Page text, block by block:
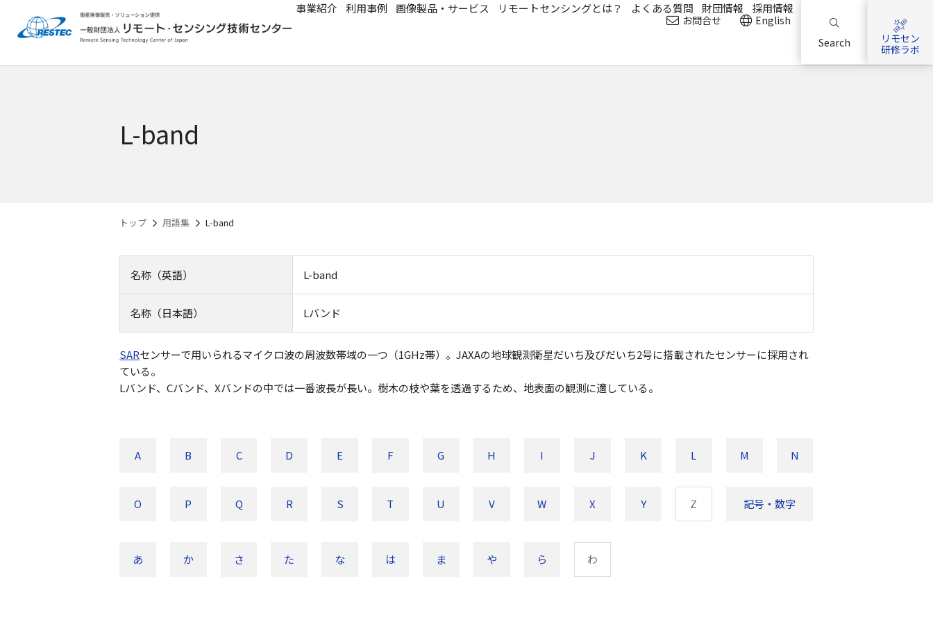
お問合せ English
事業紹介 利用事例 画像製品・サービス リモートセンシングとは？ よくある質問 財団情報 採用情報
Search
リモセン
研修ラボ
L-band
トップ 用語集 L-band
名称（英語） L-band
名称（日本語） Lバンド
SARセンサーで用いられるマイクロ波の周波数帯域の一つ（1GHz帯）。JAXAの地球観測衛星だいち及びだいち2号に搭載されたセンサーに採用され
ている。
Lバンド、Cバンド、Xバンドの中では一番波長が長い。樹木の枝や葉を透過するため、地表面の観測に適している。
A B C D E F G H I J K L M N
O P Q R S T U V W X Y Z 記号・数字
あ か さ た な は ま や ら わ